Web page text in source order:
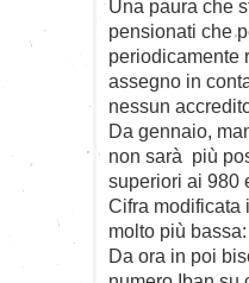
Una paura che
pensionati che
periodicamente
assegno in
nessun
Da gennaio,
non sarà più
superiori ai 980
Cifra modificata
molto più
Da ora in poi